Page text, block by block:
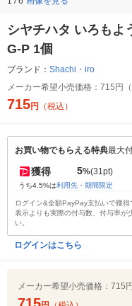
シヤチハタ いろもよ
G-P 1個
ブランド： Shachi・iro
メーカー希望小売価格： 715円（
715円 （税込）
お買い物でもらえる特典最大
獲得 5%(31pt)
うち4.5%は利用先・期間限定
ログイン&全額PayPay支払いで獲
表示よりも実際の付与数、付与率が
い。
ログインはこちら
メーカー希望小売価格： 715